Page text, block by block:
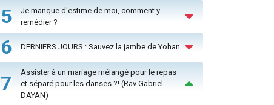
5
Je manque d'estime de moi, comment y
remédier ?
6 DERNIERS JOURS : Sauvez la jambe de Yohan
7
Assister à un mariage mélangé pour le repas
et séparé pour les danses ?! (Rav Gabriel
DAYAN)